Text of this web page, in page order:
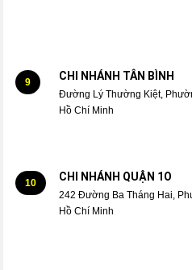
9 CHI NHÁNH TÂN BÌNH
Đường Lý Thường Kiệt,
Hồ Chí Minh
10 CHI NHÁNH QUẬN 1O
242 Đường Ba Tháng Hai,
Hồ Chí Minh